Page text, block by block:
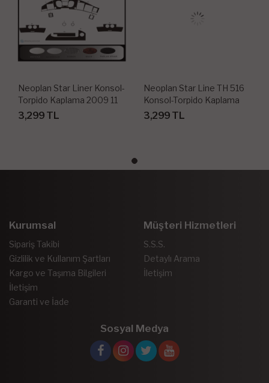
Neoplan Star Liner Konsol-
Torpido Kaplama 2009 11
Parça
3,299 TL
Neoplan Star Line TH 516
Konsol-Torpido Kaplama
1998 16 Parça
3,299 TL
Kurumsal
Sipariş Takibi
Gizlilik ve Kullanım Şartları
Kargo ve Taşıma Bilgileri
İletişim
Garanti ve İade
Müşteri Hizmetleri
S.S.S.
Detaylı Arama
İletişim
Sosyal Medya